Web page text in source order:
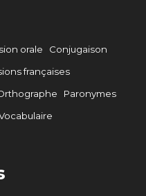
orale
Conjugaison
françaises
Paronymes